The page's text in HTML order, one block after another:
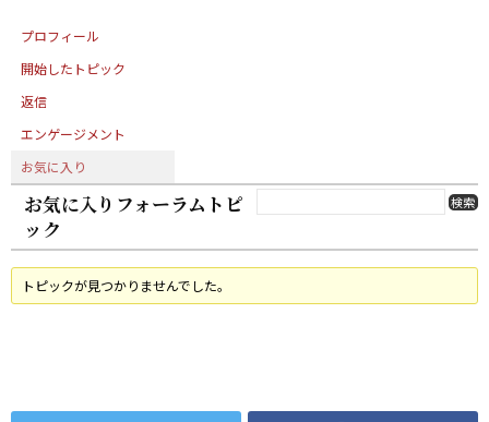
プロフィール
開始したトピック
返信
エンゲージメント
お気に入り
お気に入りフォーラムトピ
ック
トピックが見つかりませんでした。